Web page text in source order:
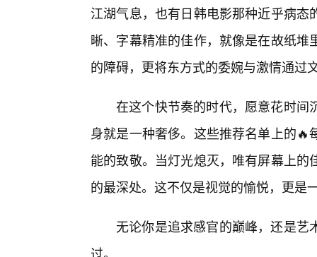
江湖气息，也有日韩电影那种近乎病
晰、字幕精准的佳作，就像是在故纸
的障碍，更将东方式的委婉与激情通过
在这个快节奏的时代，愿意花时间
身就是一种奢侈。这些推荐名单上的
能的致敬。当灯光熄灭，唯有屏幕上
的最深处。这不仅是视觉的愉悦，更是
无论你是追求感官的巅峰，还是
过。